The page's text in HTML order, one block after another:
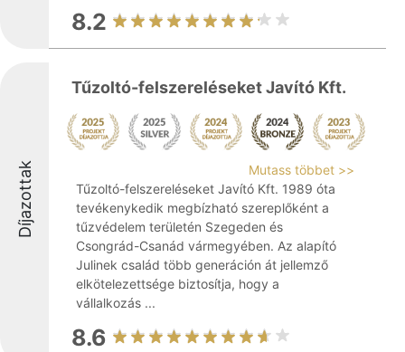
8.2
Díjazottak
Tűzoltó-felszereléseket Javító Kft.
Mutass többet >>
Tűzoltó-felszereléseket Javító Kft. 1989 óta
tevékenykedik megbízható szereplőként a
tűzvédelem területén Szegeden és
Csongrád-Csanád vármegyében. Az alapító
Julinek család több generáción át jellemző
elkötelezettsége biztosítja, hogy a
vállalkozás ...
8.6